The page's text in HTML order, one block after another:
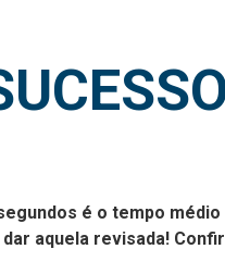
é o tempo
aquela revisada!